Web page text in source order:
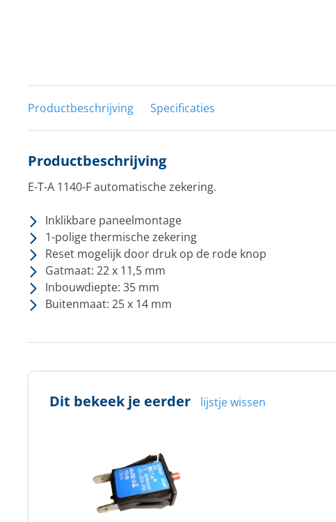
Productbeschrijving Specificaties
Productbeschrijving
E-T-A 1140-F automatische zekering.
Inklikbare paneelmontage
1-polige thermische zekering
Reset mogelijk door druk op de rode knop
Gatmaat: 22 x 11,5 mm
Inbouwdiepte: 35 mm
Buitenmaat: 25 x 14 mm
Dit bekeek je eerder lijstje wissen